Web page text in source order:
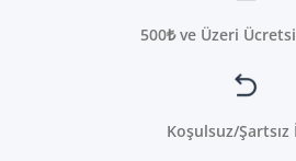
500₺ ve Üzeri
Koşulsuz/Şartsız